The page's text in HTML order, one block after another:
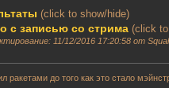
(click to show/hide)
с записью со стрима (click
11/12/2016 17:20:58 от
ракетами до того как это стало